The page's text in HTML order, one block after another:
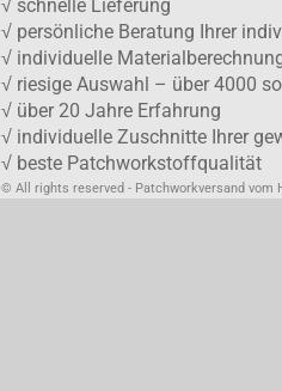
√ schnelle Lieferung
√ persönliche Beratung Ihrer
√ individuelle
√ riesige Auswahl – über 4000
√ über 20 Jahre Erfahrung
√ individuelle Zuschnitte Ihrer
√ beste Patchworkstoffqualität
© All rights reserved - Patchworkversand vom